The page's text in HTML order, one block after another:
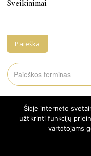
Sveikinimai
Paieška
Search
for:
Šioje interneto
užtikrinti funkcijų
vartotojams